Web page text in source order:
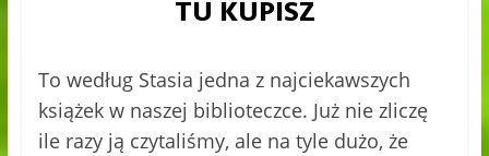
To według Stasia jedna z najciekawszych
książek w naszej biblioteczce. Już nie zliczę
ile razy ją czytaliśmy, ale na tyle dużo, że